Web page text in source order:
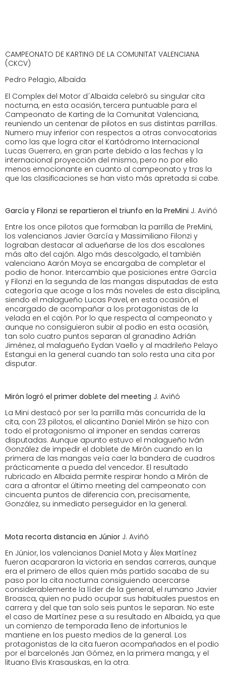
CAMPEONATO DE KARTING DE LA COMUNITAT VALENCIANA
(CKCV)
Pedro Pelagio, Albaida
El Complex del Motor d´Albaida celebró su singular cita
nocturna, en esta ocasión, tercera puntuable para el
Campeonato de Karting de la Comunitat Valenciana,
reuniendo un centenar de pilotos en sus distintas parrillas.
Numero muy inferior con respectos a otras convocatorias
como las que logra citar el Kartódromo Internacional
Lucas Guerrero, en gran parte debido a las fechas y la
internacional proyección del mismo, pero no por ello
menos emocionante en cuanto al campeonato y tras la
que las clasificaciones se han visto más apretada si cabe.
García y Filonzi se repartieron el triunfo en la PreMini J. Aviñó
Entre los once pilotos que formaban la parrilla de PreMini,
los valencianos Javier García y Massimiliano Filonzi y
lograban destacar al adueñarse de los dos escalones
más alto del cajón. Algo más descolgado, el también
valenciano Aarón Moya se encargaba de completar el
podio de honor. Intercambio que posiciones entre García
y Filonzi en la segunda de las mangas disputadas de esta
categoría que acoge a los más noveles de esta disciplina,
siendo el malagueño Lucas Pavel, en esta ocasión, el
encargado de acompañar a los protagonistas de la
velada en el cajón. Por lo que respecta al campeonato y
aunque no consiguieron subir al podio en esta ocasión,
tan solo cuatro puntos separan al granadino Adrián
Jiménez, al malagueño Eydan Vaello y al madrileño Pelayo
Estangui en la general cuando tan solo resta una cita por
disputar.
Mirón logró el primer doblete del meeting J. Aviñó
La Mini destacó por ser la parrilla más concurrida de la
cita, con 23 pilotos, el alicantino Daniel Mirón se hizo con
todo el protagonismo al imponer en sendas carreras
disputadas. Aunque apunto estuvo el malagueño Iván
González de impedir el doblete de Mirón cuando en la
primera de las mangas veía caer la bandera de cuadros
prácticamente a pueda del vencedor. El resultado
rubricado en Albaida permite respirar hondo a Mirón de
cara a afrontar el último meeting del campeonato con
cincuenta puntos de diferencia con, precisamente,
González, su inmediato perseguidor en la general.
Mota recorta distancia en Júnior J. Aviñó
En Júnior, los valencianos Daniel Mota y Álex Martínez
fueron acapararon la victoria en sendas carreras, aunque
era el primero de ellos quien más partido sacaba de su
paso por la cita nocturna consiguiendo acercarse
considerablemente la líder de la general, el rumano Javier
Broasca, quien no pudo ocupar sus habituales puestos en
carrera y del que tan solo seis puntos le separan. No este
el caso de Martínez pese a su resultado en Albaida, ya que
un comienzo de temporada lleno de infortunios le
mantiene en los puesto medios de la general. Los
protagonistas de la cita fueron acompañados en el podio
por el barcelonés Jan Gómez, en la primera manga, y el
lituano Elvis Krasauskas, en la otra.